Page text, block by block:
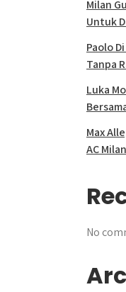
Milan
Untuk
Paolo
Tanpa
Luka
Max
AC
No